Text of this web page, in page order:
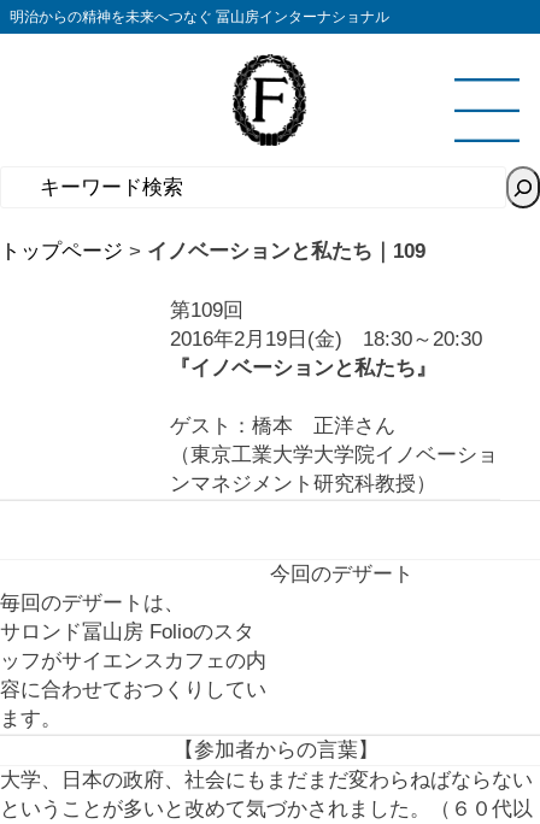
コ
テ
ン
ツ
ッ
明治からの精神を未来へつなぐ 冨山房インターナショナル
トップページ > イノベーションと私たち｜109
第109回
2016年2月19日(金) 18:30～20:30
『イノベーションと私たち』
ゲスト：橋本 正洋さん
（東京工業大学大学院イノベーショ
ンマネジメント研究科教授）
毎回のデザートは、
サロンド冨山房 Folioのスタ
ッフがサイエンスカフェの内
容に合わせておつくりしてい
ます。
今回のデザート
【参加者からの言葉】
大学、日本の政府、社会にもまだまだ変わらねばならない
ということが多いと改めて気づかされました。（６０代以